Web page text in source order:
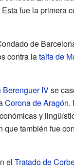
Esta fue la primera
de
contra lataifa de
Berenguer IVse
Corona de Aragón.
y
que también fue
el Tratado de